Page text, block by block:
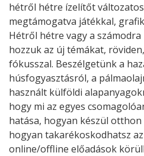
hétről hétre ízelítőt
megtámogatva játékkal,
Hétről hétre vagy a
hozzuk az új témákat,
fókusszal. Beszélgetünk a
húsfogyasztásról, a
használt külföldi
hogy mi az egyes
hatása, hogyan készül
hogyan takarékoskodhatsz
online/offline előadások